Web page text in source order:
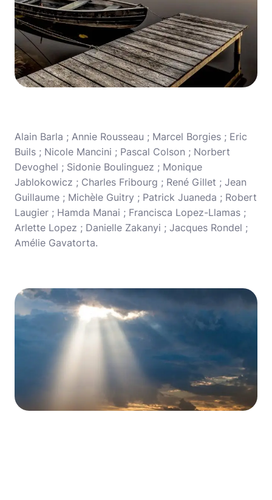
Alain Barla ; Annie Rousseau ; Marcel Borgies ; Eric
Buils ; Nicole Mancini ; Pascal Colson ; Norbert
Devoghel ; Sidonie Boulinguez ; Monique
Jablokowicz ; Charles Fribourg ; René Gillet ; Jean
Guillaume ; Michèle Guitry ; Patrick Juaneda ; Robert
Laugier ; Hamda Manai ; Francisca Lopez-Llamas ;
Arlette Lopez ; Danielle Zakanyi ; Jacques Rondel ;
Amélie Gavatorta.